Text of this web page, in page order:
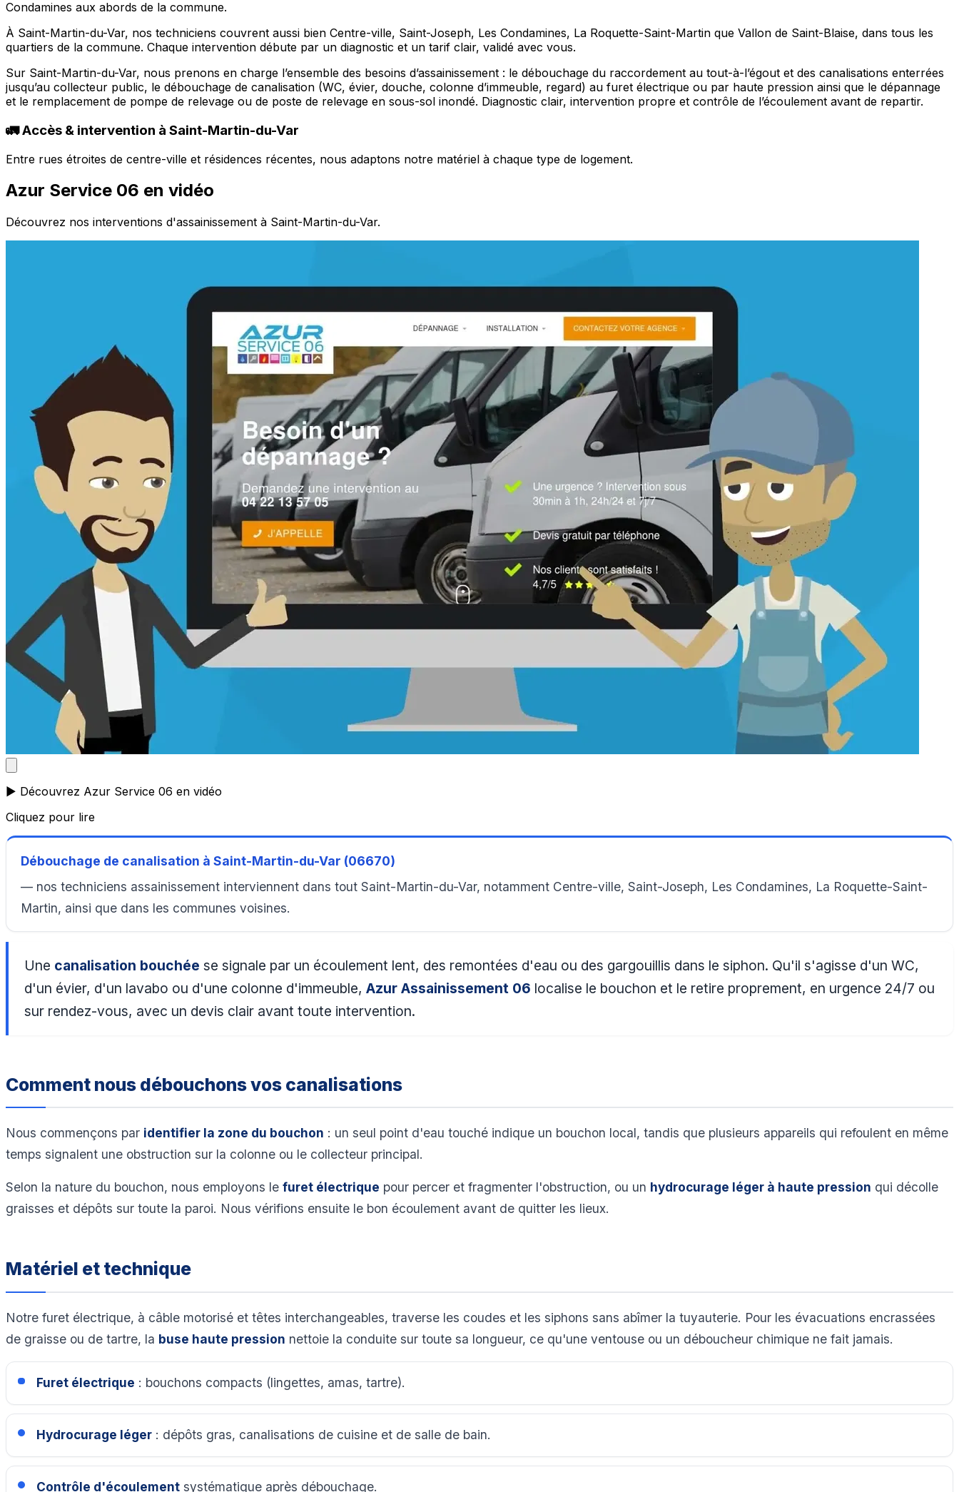
Condamines aux abords de la commune.
À Saint-Martin-du-Var, nos techniciens couvrent aussi bien Centre-ville, Saint-Joseph, Les Condamines, La Roquette-Saint-Martin que Vallon de Saint-Blaise, dans tous les
quartiers de la commune. Chaque intervention débute par un diagnostic et un tarif clair, validé avec vous.
Sur Saint-Martin-du-Var, nous prenons en charge l’ensemble des besoins d’assainissement : le débouchage du raccordement au tout-à-l’égout et des canalisations enterrées
jusqu’au collecteur public, le débouchage de canalisation (WC, évier, douche, colonne d’immeuble, regard) au furet électrique ou par haute pression ainsi que le dépannage
et le remplacement de pompe de relevage ou de poste de relevage en sous-sol inondé. Diagnostic clair, intervention propre et contrôle de l’écoulement avant de repartir.
🚛 Accès & intervention à Saint-Martin-du-Var
Entre rues étroites de centre-ville et résidences récentes, nous adaptons notre matériel à chaque type de logement.
Azur Service 06 en vidéo
Découvrez nos interventions d'assainissement à Saint-Martin-du-Var.
▶️ Découvrez Azur Service 06 en vidéo
Cliquez pour lire
Débouchage de canalisation à Saint-Martin-du-Var (06670)
— nos techniciens assainissement interviennent dans tout Saint-Martin-du-Var, notamment Centre-ville, Saint-Joseph, Les Condamines, La Roquette-Saint-
Martin, ainsi que dans les communes voisines.
Une canalisation bouchée se signale par un écoulement lent, des remontées d'eau ou des gargouillis dans le siphon. Qu'il s'agisse d'un WC,
d'un évier, d'un lavabo ou d'une colonne d'immeuble,Azur Assainissement 06 localise le bouchon et le retire proprement, en urgence 24/7 ou
sur rendez-vous, avec un devis clair avant toute intervention.
Comment nous débouchons vos canalisations
Nous commençons par identifier la zone du bouchon : un seul point d'eau touché indique un bouchon local, tandis que plusieurs appareils qui refoulent en même
temps signalent une obstruction sur la colonne ou le collecteur principal.
Selon la nature du bouchon, nous employons le furet électrique pour percer et fragmenter l'obstruction, ou un hydrocurage léger à haute pression qui décolle
graisses et dépôts sur toute la paroi. Nous vérifions ensuite le bon écoulement avant de quitter les lieux.
Matériel et technique
Notre furet électrique, à câble motorisé et têtes interchangeables, traverse les coudes et les siphons sans abîmer la tuyauterie. Pour les évacuations encrassées
de graisse ou de tartre, la buse haute pression nettoie la conduite sur toute sa longueur, ce qu'une ventouse ou un déboucheur chimique ne fait jamais.
Furet électrique : bouchons compacts (lingettes, amas, tartre).
Hydrocurage léger: dépôts gras, canalisations de cuisine et de salle de bain.
Contrôle d'écoulementsystématique après débouchage.